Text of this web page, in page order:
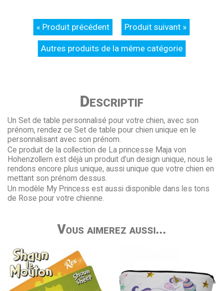
« Produit précédent Produit suivant »
Autres produits de la même catégorie
Descriptif
Un Set de table personnalisé pour votre chien, avec son
prénom, rendez ce Set de table pour chien unique en le
personnalisant avec son prénom.
Ce produit de la collection de La princesse Maja von
Hohenzollern est déjà un produit d’un design unique, nous le
rendons encore plus unique, aussi unique que votre chien en
mettant son prénom dessus.
Un modèle My Princess est aussi disponible dans les tons
de Rose pour votre chienne.
Vous aimerez aussi...